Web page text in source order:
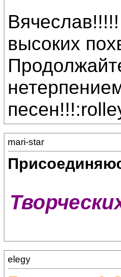
высоких
mari-star
elegy